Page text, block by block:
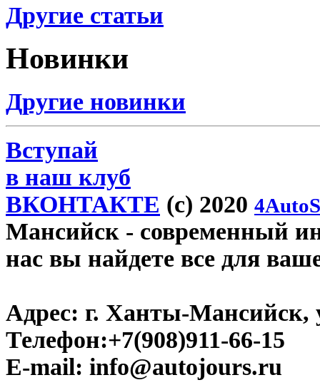
Другие статьи
Новинки
Другие новинки
Вступай
в наш клуб
ВКОНТАКТЕ (c) 2020
Мансийск - современный
нас вы найдете все для
Адрес: г. Ханты-Мансийск,
Телефон:+7(908)911-66-15
E-mail: info@autojours.ru